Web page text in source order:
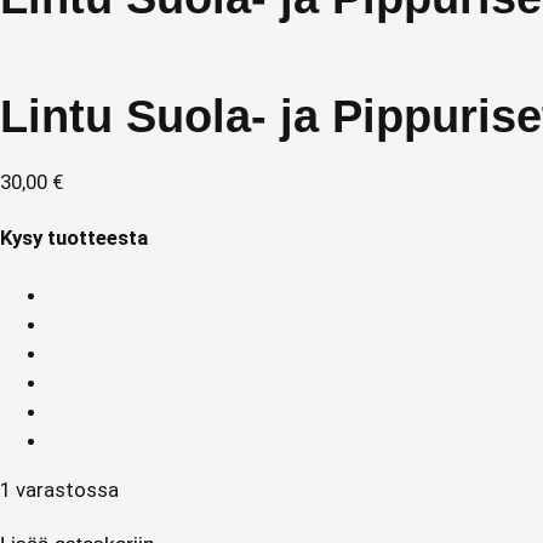
Lintu Suola- ja
30,00 €
Kysy tuotteesta
1 varastossa